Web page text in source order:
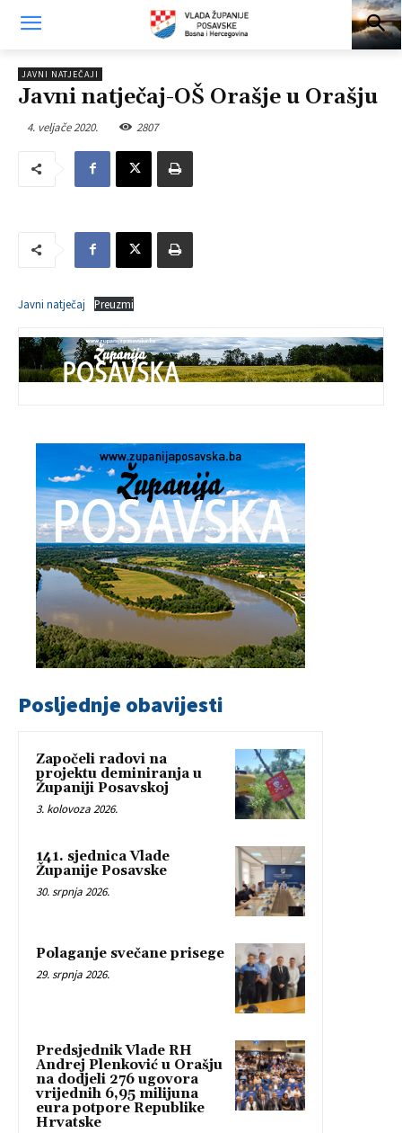
JAVNI NATJEČAJI
Javni natječaj-OŠ Orašje u Orašju
4. veljače 2020. 2807
Javni natječaj Preuzmi
Posljednje obavijesti
Započeli radovi na
projektu deminiranja u
Županiji Posavskoj
3. kolovoza 2026.
141. sjednica Vlade
Županije Posavske
30. srpnja 2026.
Polaganje svečane prisege
29. srpnja 2026.
Predsjednik Vlade RH
Andrej Plenković u Orašju
na dodjeli 276 ugovora
vrijednih 6,95 milijuna
eura potpore Republike
Hrvatske